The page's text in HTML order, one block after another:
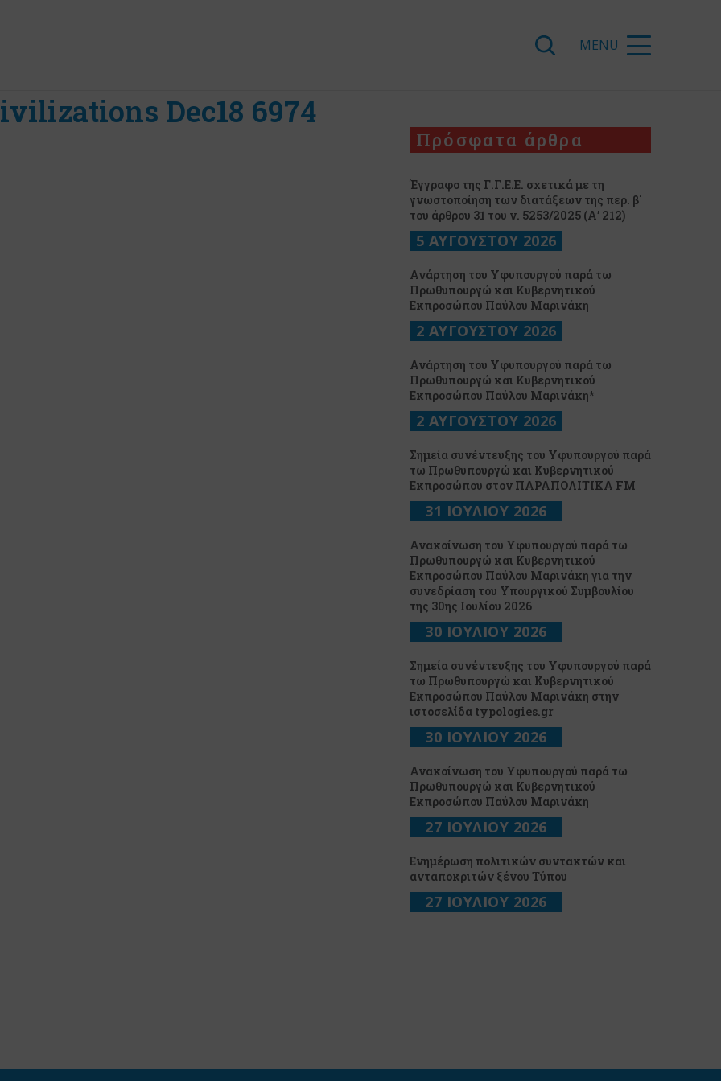
Dec18 6974
Πρόσφατα άρθρα
Έγγραφο της Γ.Γ.Ε.Ε. σχετικά με τη
γνωστοποίηση των διατάξεων της περ. β΄
του άρθρου 31 του ν. 5253/2025 (Α’ 212)
5 ΑΥΓΟΥΣΤΟΥ 2026
Ανάρτηση του Υφυπουργού παρά τω
Πρωθυπουργώ και Κυβερνητικού
Εκπροσώπου Παύλου Μαρινάκη
2 ΑΥΓΟΥΣΤΟΥ 2026
Ανάρτηση του Υφυπουργού παρά τω
Πρωθυπουργώ και Κυβερνητικού
Εκπροσώπου Παύλου Μαρινάκη*
2 ΑΥΓΟΥΣΤΟΥ 2026
Σημεία συνέντευξης του Υφυπουργού παρά
τω Πρωθυπουργώ και Κυβερνητικού
Εκπροσώπου στον ΠΑΡΑΠΟΛΙΤΙΚΑ FM
31 ΙΟΥΛΙΟΥ 2026
Ανακοίνωση του Υφυπουργού παρά τω
Πρωθυπουργώ και Κυβερνητικού
Εκπροσώπου Παύλου Μαρινάκη για την
συνεδρίαση του Υπουργικού Συμβουλίου
της 30ης Ιουλίου 2026
30 ΙΟΥΛΙΟΥ 2026
Σημεία συνέντευξης του Υφυπουργού παρά
τω Πρωθυπουργώ και Κυβερνητικού
Εκπροσώπου Παύλου Μαρινάκη στην
ιστοσελίδα typologies.gr
30 ΙΟΥΛΙΟΥ 2026
Ανακοίνωση του Υφυπουργού παρά τω
Πρωθυπουργώ και Κυβερνητικού
Εκπροσώπου Παύλου Μαρινάκη
27 ΙΟΥΛΙΟΥ 2026
Ενημέρωση πολιτικών συντακτών και
ανταποκριτών ξένου Τύπου
27 ΙΟΥΛΙΟΥ 2026